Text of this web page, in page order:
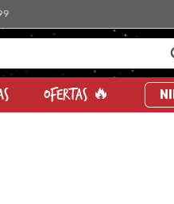
OFERTAS 🔥